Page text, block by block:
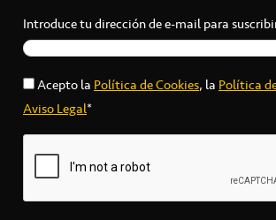
Introduce tu dirección de e-mail para
Acepto laPolítica de Cookies, laPolítica
Aviso Legal*